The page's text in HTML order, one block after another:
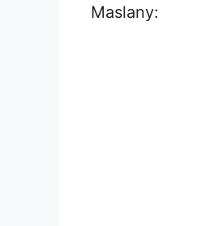
Maslany: